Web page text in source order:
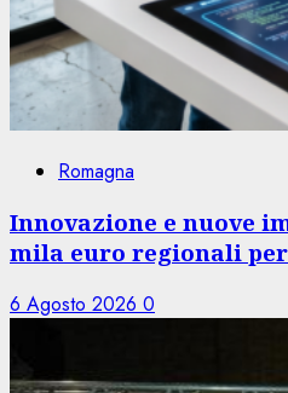
Romagna
Innovazione e nuove
mila euro regionali
6 Agosto 2026 0